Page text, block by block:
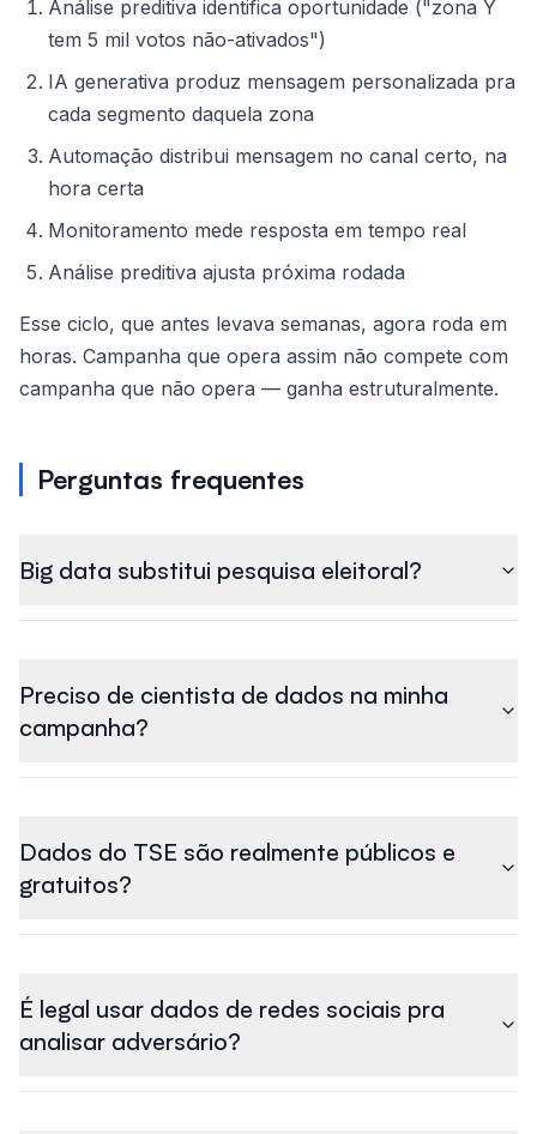
Análise preditiva identifica oportunidade ("zona Y
tem 5 mil votos não-ativados")
IA generativa produz mensagem personalizada pra
cada segmento daquela zona
Automação distribui mensagem no canal certo, na
hora certa
Monitoramento mede resposta em tempo real
Análise preditiva ajusta próxima rodada
Esse ciclo, que antes levava semanas, agora roda em
horas. Campanha que opera assim não compete com
campanha que não opera — ganha estruturalmente.
Perguntas frequentes
Big data substitui pesquisa eleitoral?
Preciso de cientista de dados na minha
campanha?
Dados do TSE são realmente públicos e
gratuitos?
É legal usar dados de redes sociais pra
analisar adversário?